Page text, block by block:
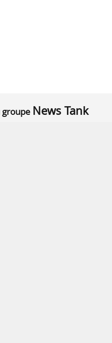
groupe News Tank